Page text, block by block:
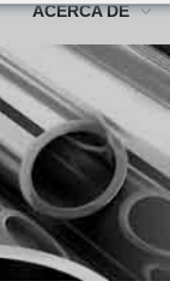
ACERCA DE